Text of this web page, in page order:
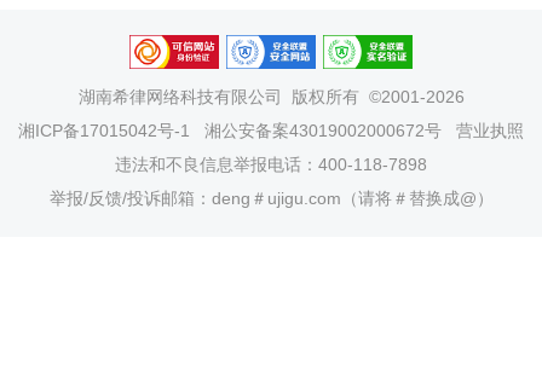
湖南希律网络科技有限公司
版权所有 ©2001-2026
湘ICP备17015042号-1
湘公安备案43019002000672号
营业执照
违法和不良信息举报电话：400-118-7898
举报/反馈/投诉邮箱：deng＃ujigu.com（请将＃替换成@）